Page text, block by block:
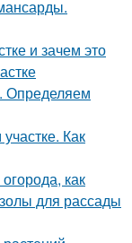
и зачем это
Определяем
Как
как
для рассады